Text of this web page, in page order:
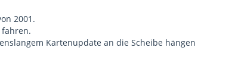
2001.
Kartenupdate an die Scheibe hängen